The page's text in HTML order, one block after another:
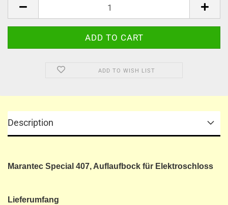
ADD TO WISH LIST
Description
Marantec Special 407, Auflaufbock für Elektroschloss
Lieferumfang